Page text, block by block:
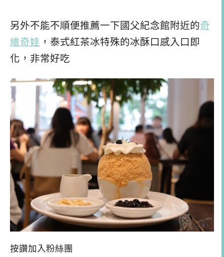
另外不能不順便推薦一下國父紀念館附近的奇
維奇娃 ，泰式紅茶冰特殊的冰酥口感入口即
化，非常好吃
按讚加入粉絲團